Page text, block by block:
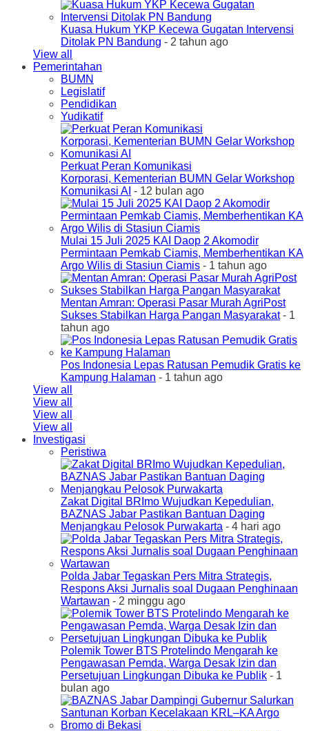
Kuasa Hukum YKP Kecewa Gugatan Intervensi
Ditolak PN Bandung - 2 tahun ago
View all
Pemerintahan
BUMN
Legislatif
Pendidikan
Yudikatif
Perkuat Peran Komunikasi
Korporasi, Kementerian BUMN Gelar Workshop
Komunikasi AI - 12 bulan ago
Mulai 15 Juli 2025 KAI Daop 2 Akomodir
Permintaan Pemkab Ciamis, Memberhentikan KA
Argo Wilis di Stasiun Ciamis - 1 tahun ago
Mentan Amran: Operasi Pasar Murah AgriPost
Sukses Stabilkan Harga Pangan Masyarakat- 1
tahun ago
Pos Indonesia Lepas Ratusan Pemudik Gratis ke
Kampung Halaman - 1 tahun ago
View all
View all
View all
View all
Investigasi
Peristiwa
Zakat Digital BRImo Wujudkan Kepedulian,
BAZNAS Jabar Pastikan Bantuan Daging
Menjangkau Pelosok Purwakarta - 4 hari ago
Polda Jabar Tegaskan Pers Mitra Strategis,
Respons Aksi Jurnalis soal Dugaan Penghinaan
Wartawan - 2 minggu ago
Polemik Tower BTS Protelindo Mengarah ke
Pengawasan Pemda, Warga Desak Izin dan
Persetujuan Lingkungan Dibuka ke Publik - 1
bulan ago